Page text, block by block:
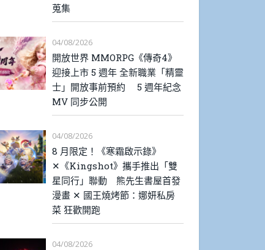
蒐集
04/08/2026
開放世界 MMORPG《傳奇4》
迎接上市 5 週年 全新職業「精靈
士」開放事前預約 5 週年紀念
MV 同步公開
04/08/2026
8 月限定！《寒霜啟示錄》
✕《Kingshot》攜手推出「雙
星同行」聯動 熊先生書屋首發
漫畫 ✕ 國王燒烤節：娜妍私房
菜 狂歡開跑
04/08/2026